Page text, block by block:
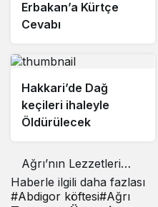
Erbakan’a Kürtçe
Cevabı
Hakkari’de Dağ
keçileri ihaleyle
Öldürülecek
Ağrı’nın Lezzetleri
İstanbul’da Beğeni Aldı
Haberle ilgili daha fazlası
#Abdigor köftesi#Ağrı